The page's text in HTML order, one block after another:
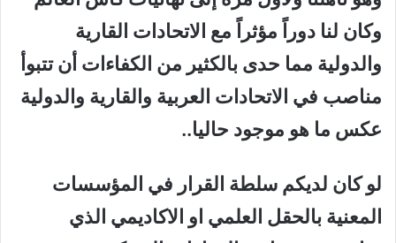
وكان لنا دوراً مؤثراً مع الاتحادات القارية
والدولية مما حدى بالكثير من الكفاءات أن تتبوأ
مناصب في الاتحادات العربية والقارية والدولية
عكس ما هو موجود حاليا..
لو كان لديكم سلطة القرار في المؤسسات
المعنية بالحقل العلمي او الاكاديمي الذي